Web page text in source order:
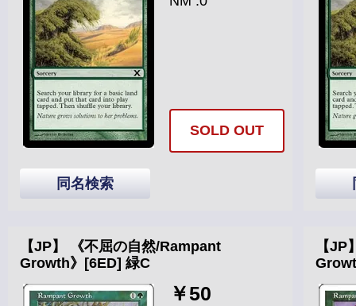
SOLD OUT
同名検索
【JP】 《不屈の自然/Rampant
Growth》[6ED] 緑C
￥50
【